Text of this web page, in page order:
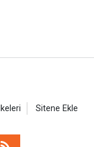
Sitene Ekle